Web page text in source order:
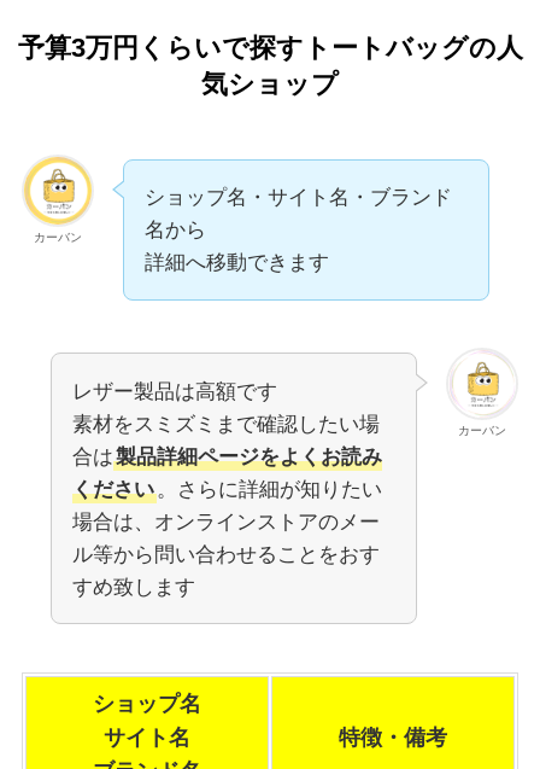
予算3万円くらいで探すトートバッグの人
気ショップ
カーバン
ショップ名・サイト名・ブランド
名から
詳細へ移動できます
カーバン
レザー製品は高額です
素材をスミズミまで確認したい場
合は製品詳細ページをよくお読み
ください。さらに詳細が知りたい
場合は、オンラインストアのメー
ル等から問い合わせることをおす
すめ致します
ショップ名
サイト名
特徴・備考